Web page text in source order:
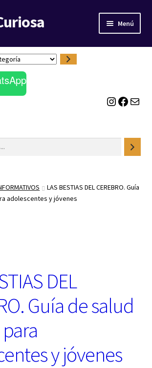
Menú
Instagram Facebook Correo electrónico
LAS BESTIAS DEL CEREBRO. Guía
adolescentes y jóvenes
DEL
Guía de salud
y jóvenes